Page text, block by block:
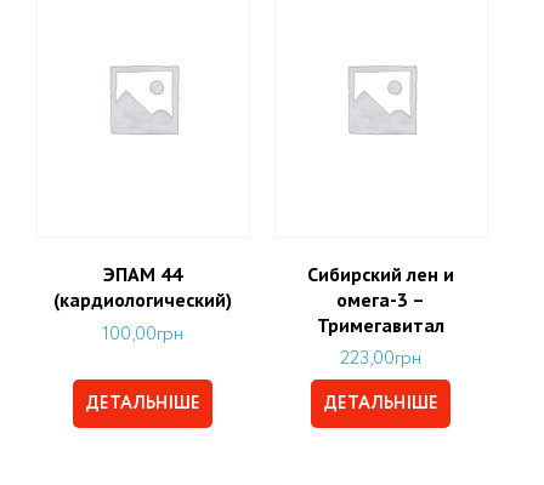
ЭПАМ 44
(кардиологический)
100,00грн
ДЕТАЛЬНІШЕ
Сибирский лен и
омега-3 –
Тримегавитал
223,00грн
ДЕТАЛЬНІШЕ